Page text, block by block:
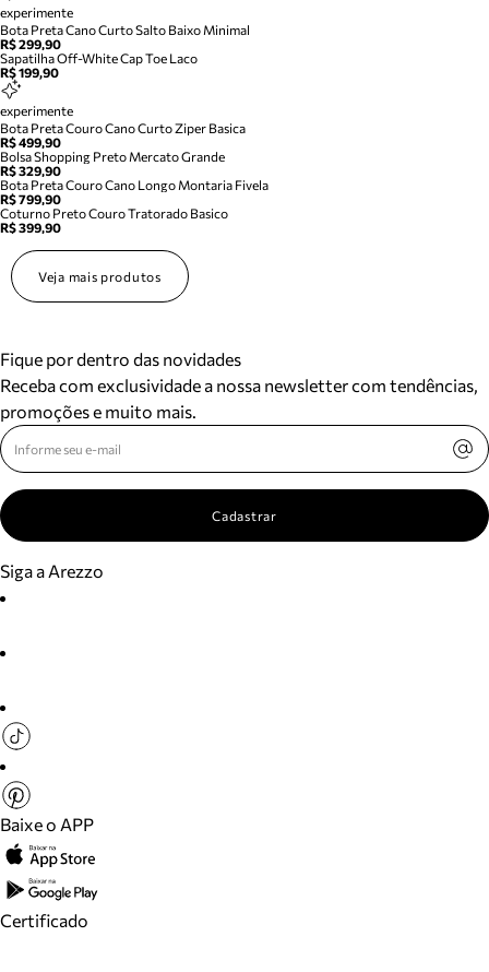
experimente
Bota Preta Cano Curto Salto Baixo Minimal
R$ 299,90
Sapatilha Off-White Cap Toe Laco
R$ 199,90
experimente
Bota Preta Couro Cano Curto Ziper Basica
R$ 499,90
Bolsa Shopping Preto Mercato Grande
R$ 329,90
Bota Preta Couro Cano Longo Montaria Fivela
R$ 799,90
Coturno Preto Couro Tratorado Basico
R$ 399,90
Veja mais produtos
Fique por dentro das novidades
Receba com exclusividade a nossa newsletter com tendências,
promoções e muito mais.
Cadastrar
Siga a Arezzo
Baixe o APP
Certificado